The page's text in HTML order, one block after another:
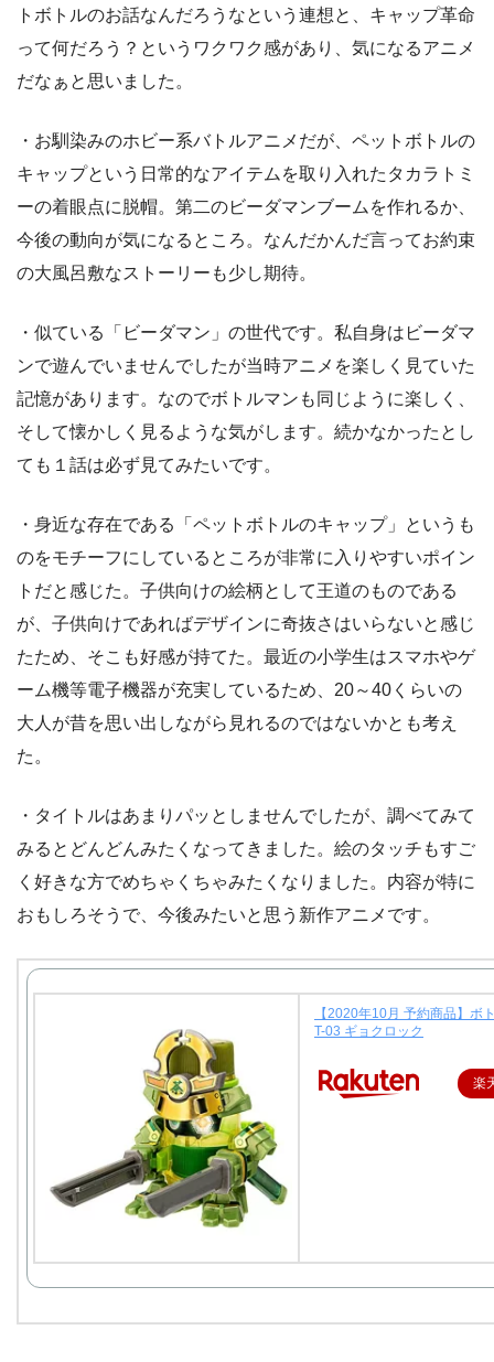
トボトルのお話なんだろうなという連想と、キャップ革命
って何だろう？というワクワク感があり、気になるアニメ
だなぁと思いました。
・お馴染みのホビー系バトルアニメだが、ペットボトルの
キャップという日常的なアイテムを取り入れたタカラトミ
ーの着眼点に脱帽。第二のビーダマンブームを作れるか、
今後の動向が気になるところ。なんだかんだ言ってお約束
の大風呂敷なストーリーも少し期待。
・似ている「ビーダマン」の世代です。私自身はビーダマ
ンで遊んでいませんでしたが当時アニメを楽しく見ていた
記憶があります。なのでボトルマンも同じように楽しく、
そして懐かしく見るような気がします。続かなかったとし
ても１話は必ず見てみたいです。
・身近な存在である「ペットボトルのキャップ」というも
のをモチーフにしているところが非常に入りやすいポイン
トだと感じた。子供向けの絵柄として王道のものである
が、子供向けであればデザインに奇抜さはいらないと感じ
たため、そこも好感が持てた。最近の小学生はスマホやゲ
ーム機等電子機器が充実しているため、20～40くらいの
大人が昔を思い出しながら見れるのではないかとも考え
た。
・タイトルはあまりパッとしませんでしたが、調べてみて
みるとどんどんみたくなってきました。絵のタッチもすご
く好きな方でめちゃくちゃみたくなりました。内容が特に
おもしろそうで、今後みたいと思う新作アニメです。
【2020年10月 予約商品】ボ
T-03 ギョクロック
楽